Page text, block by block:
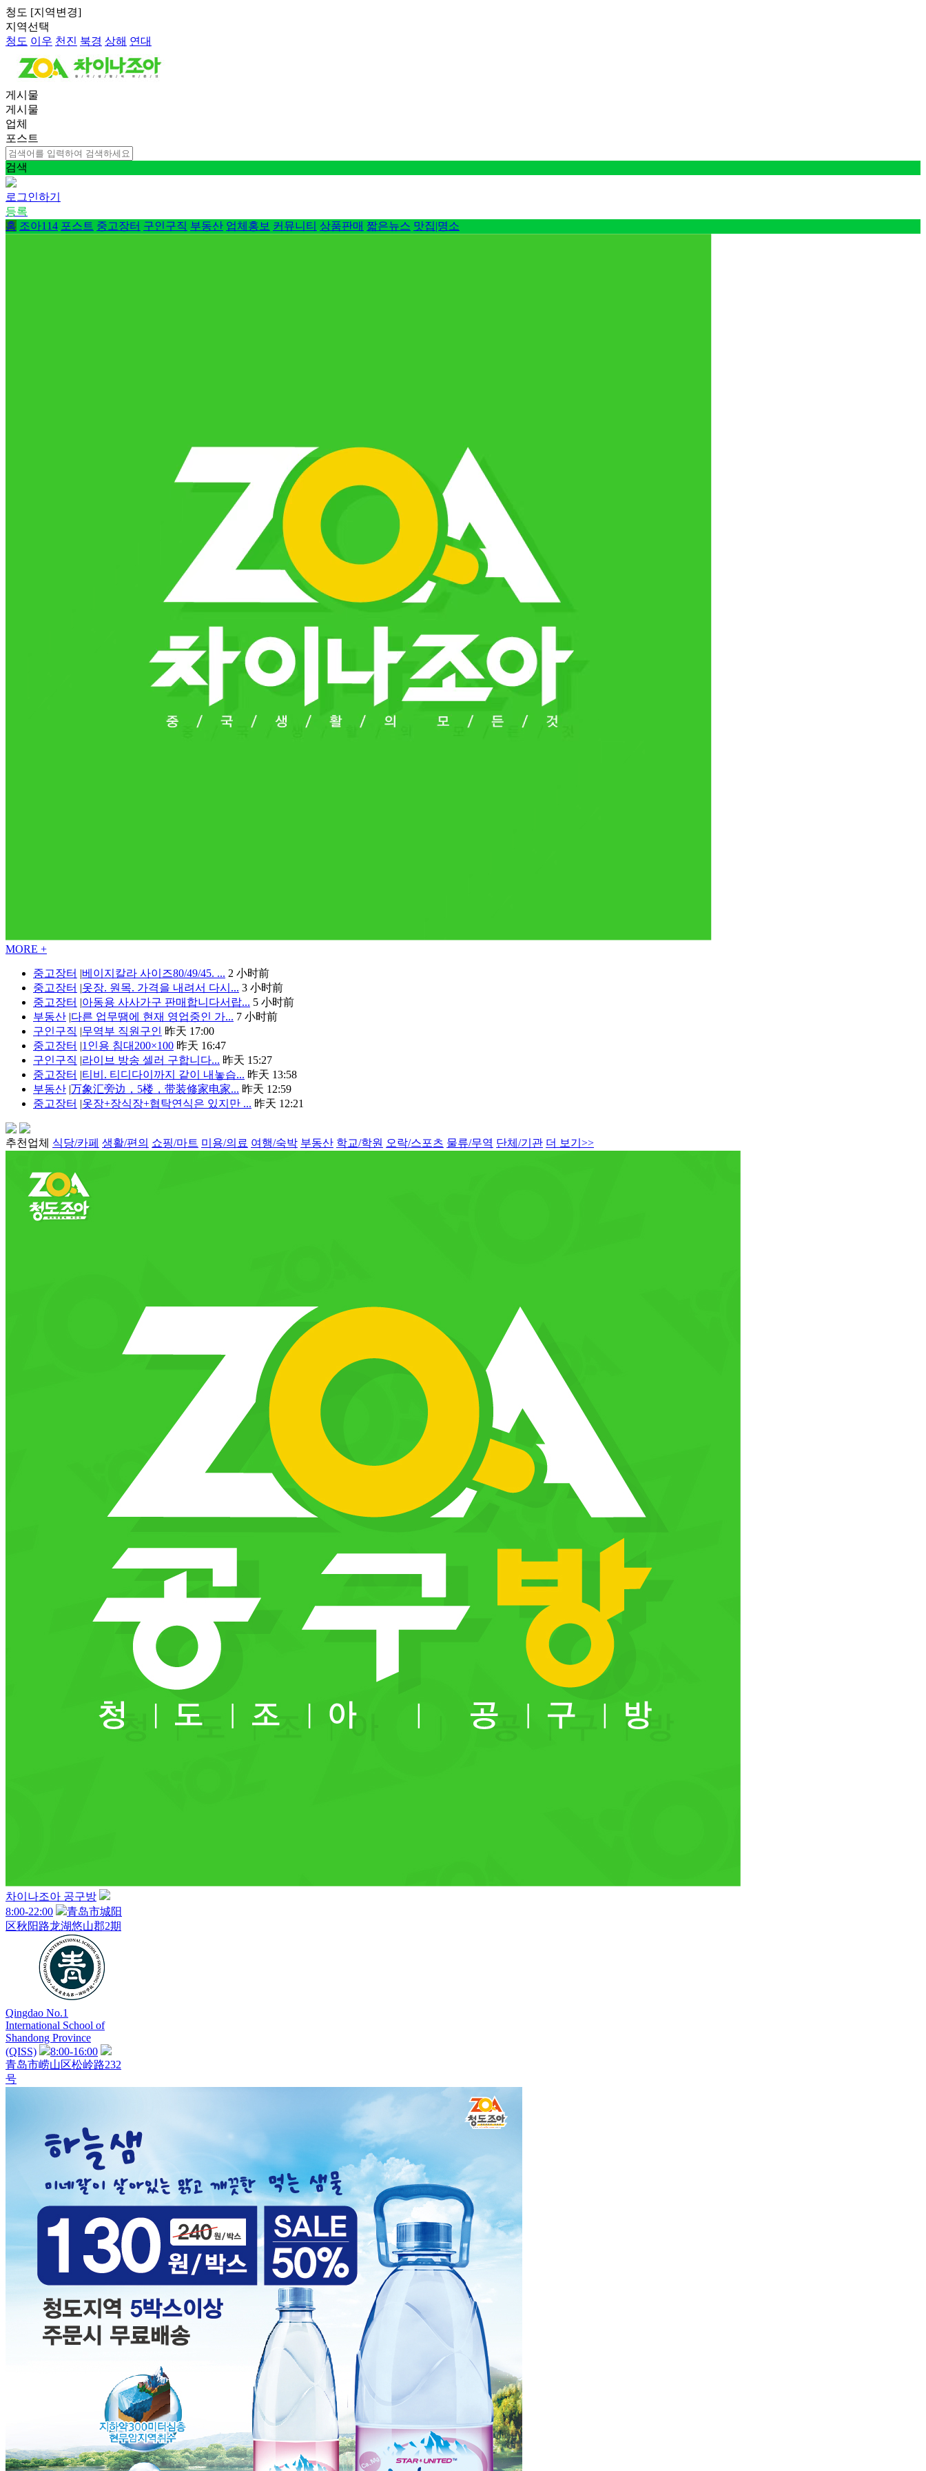
청도 [지역변경]
지역선택
청도 이우 천진 북경 상해 연대
게시물
게시물
업체
포스트
검색
로그인하기
등록
홈 조아114 포스트 중고장터 구인구직 부동산 업체홍보 커뮤니티 상품판매 짧은뉴스 맛집|명소
MORE +
중고장터 |베이지칼라 사이즈80/49/45. ... 2 小时前
중고장터 |옷장. 원목. 가격을 내려서 다시... 3 小时前
중고장터 |아동용 사사가구 판매합니다서랍... 5 小时前
부동산 |다른 업무땜에 현재 영업중인 가... 7 小时前
구인구직 |무역부 직원구인 昨天 17:00
중고장터 |1인용 침대200×100 昨天 16:47
구인구직 |라이브 방송 셀러 구합니다... 昨天 15:27
중고장터 |티비. 티디다이까지 같이 내놓습... 昨天 13:58
부동산 |万象汇旁边，5楼，带装修家电家... 昨天 12:59
중고장터 |옷장+장식장+협탁연식은 있지만 ... 昨天 12:21
추천업체 식당/카페 생활/편의 쇼핑/마트 미용/의료 여행/숙박 부동산 학교/학원 오락/스포츠 물류/무역 단체/기관 더 보기>>
차이나조아 공구방
8:00-22:00
青岛市城阳
区秋阳路龙湖悠山郡2期
Qingdao No.1
International School of
Shandong Province
(QISS)
8:00-16:00
青岛市崂山区松岭路232
号